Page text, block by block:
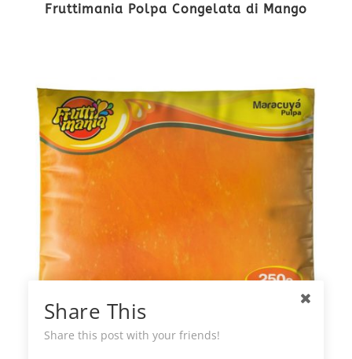
Fruttimania Polpa Congelata di Mango
Share This
Share this post with your friends!